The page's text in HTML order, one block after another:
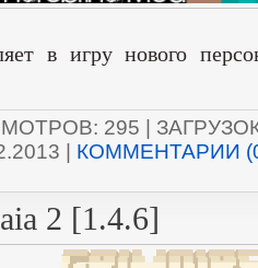
в игру нового
295 |
КОММЕНТАРИИ
2 [1.4.6]